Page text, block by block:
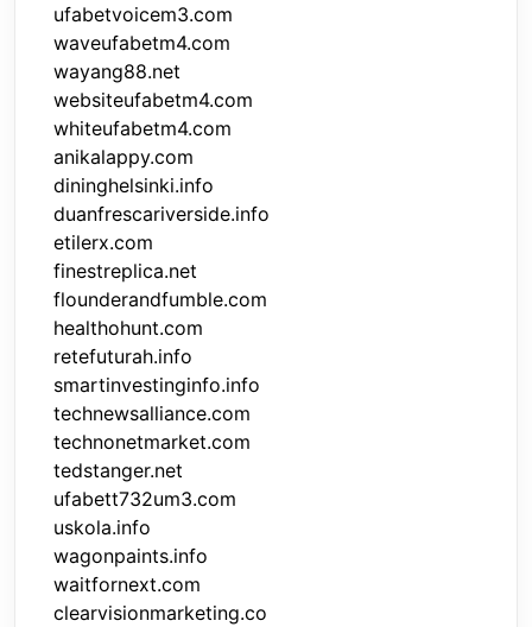
ufabetvoicem3.com
waveufabetm4.com
wayang88.net
websiteufabetm4.com
whiteufabetm4.com
anikalappy.com
dininghelsinki.info
duanfrescariverside.info
etilerx.com
finestreplica.net
flounderandfumble.com
healthohunt.com
retefuturah.info
smartinvestinginfo.info
technewsalliance.com
technonetmarket.com
tedstanger.net
ufabett732um3.com
uskola.info
wagonpaints.info
waitfornext.com
clearvisionmarketing.co